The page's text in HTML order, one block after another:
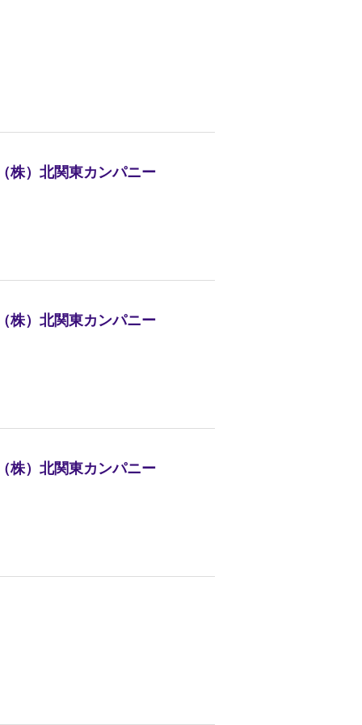
株）北関東カンパニー
株）北関東カンパニー
株）北関東カンパニー